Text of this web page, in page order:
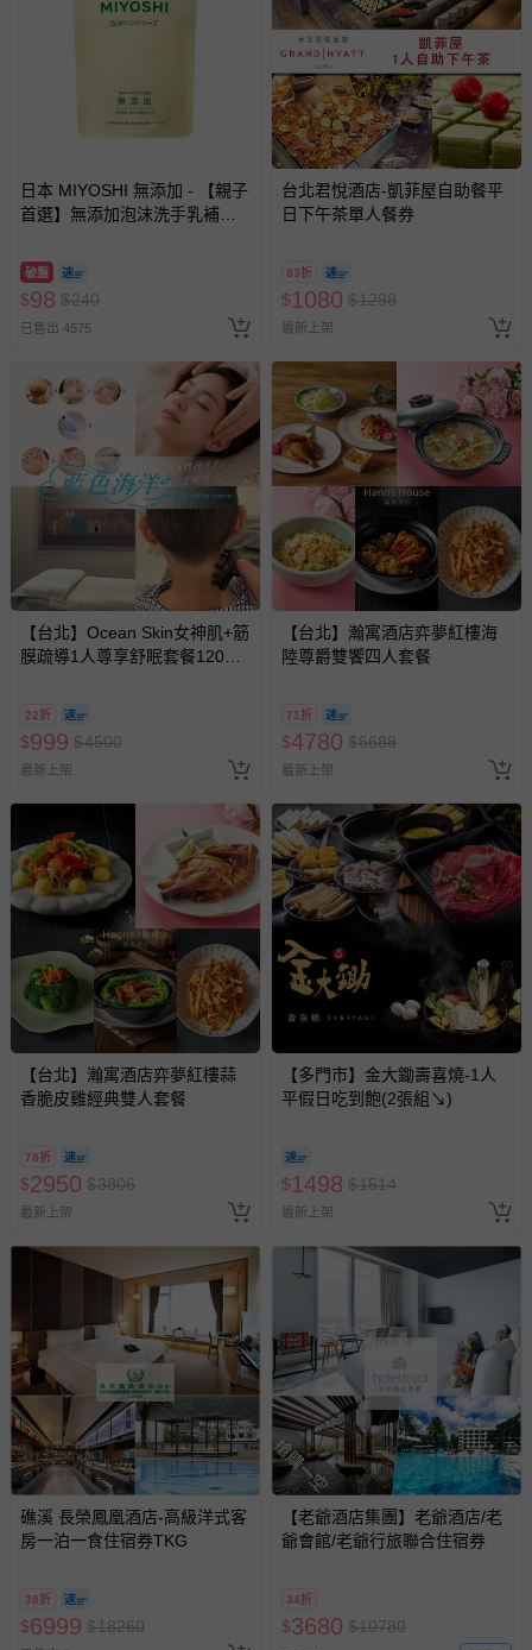
日本 MIYOSHI 無添加 - 【親子
首選】無添加泡沫洗手乳補充
破盤
$98 $240
已售出 4575
台北君悅酒店-凱菲屋自助餐平
日下午茶單人餐券
83折
$1080 $1298
最新上架
【台北】Ocean Skin女神肌+筋
膜疏導1人尊享舒眠套餐120分
22折
$999 $4500
最新上架
【台北】瀚寓酒店弈夢紅樓海
陸尊爵雙饗四人套餐
71折
$4780 $6688
最新上架
【台北】瀚寓酒店弈夢紅樓蒜
香脆皮雞經典雙人套餐
78折
$2950 $3806
最新上架
【多門市】金大鋤壽喜燒-1人
平假日吃到飽(2張組↘)
$1498 $1514
最新上架
礁溪 長榮鳳凰酒店-高級洋式客
房一泊一食住宿券TKG
38折
$6999 $18260
搶購一空
【老爺酒店集團】老爺酒店/老
爺會館/老爺行旅聯合住宿券
34折
$3680 $10780